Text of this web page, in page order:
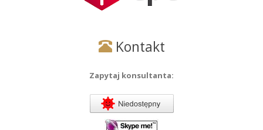
Kontakt
Zapytaj konsultanta: